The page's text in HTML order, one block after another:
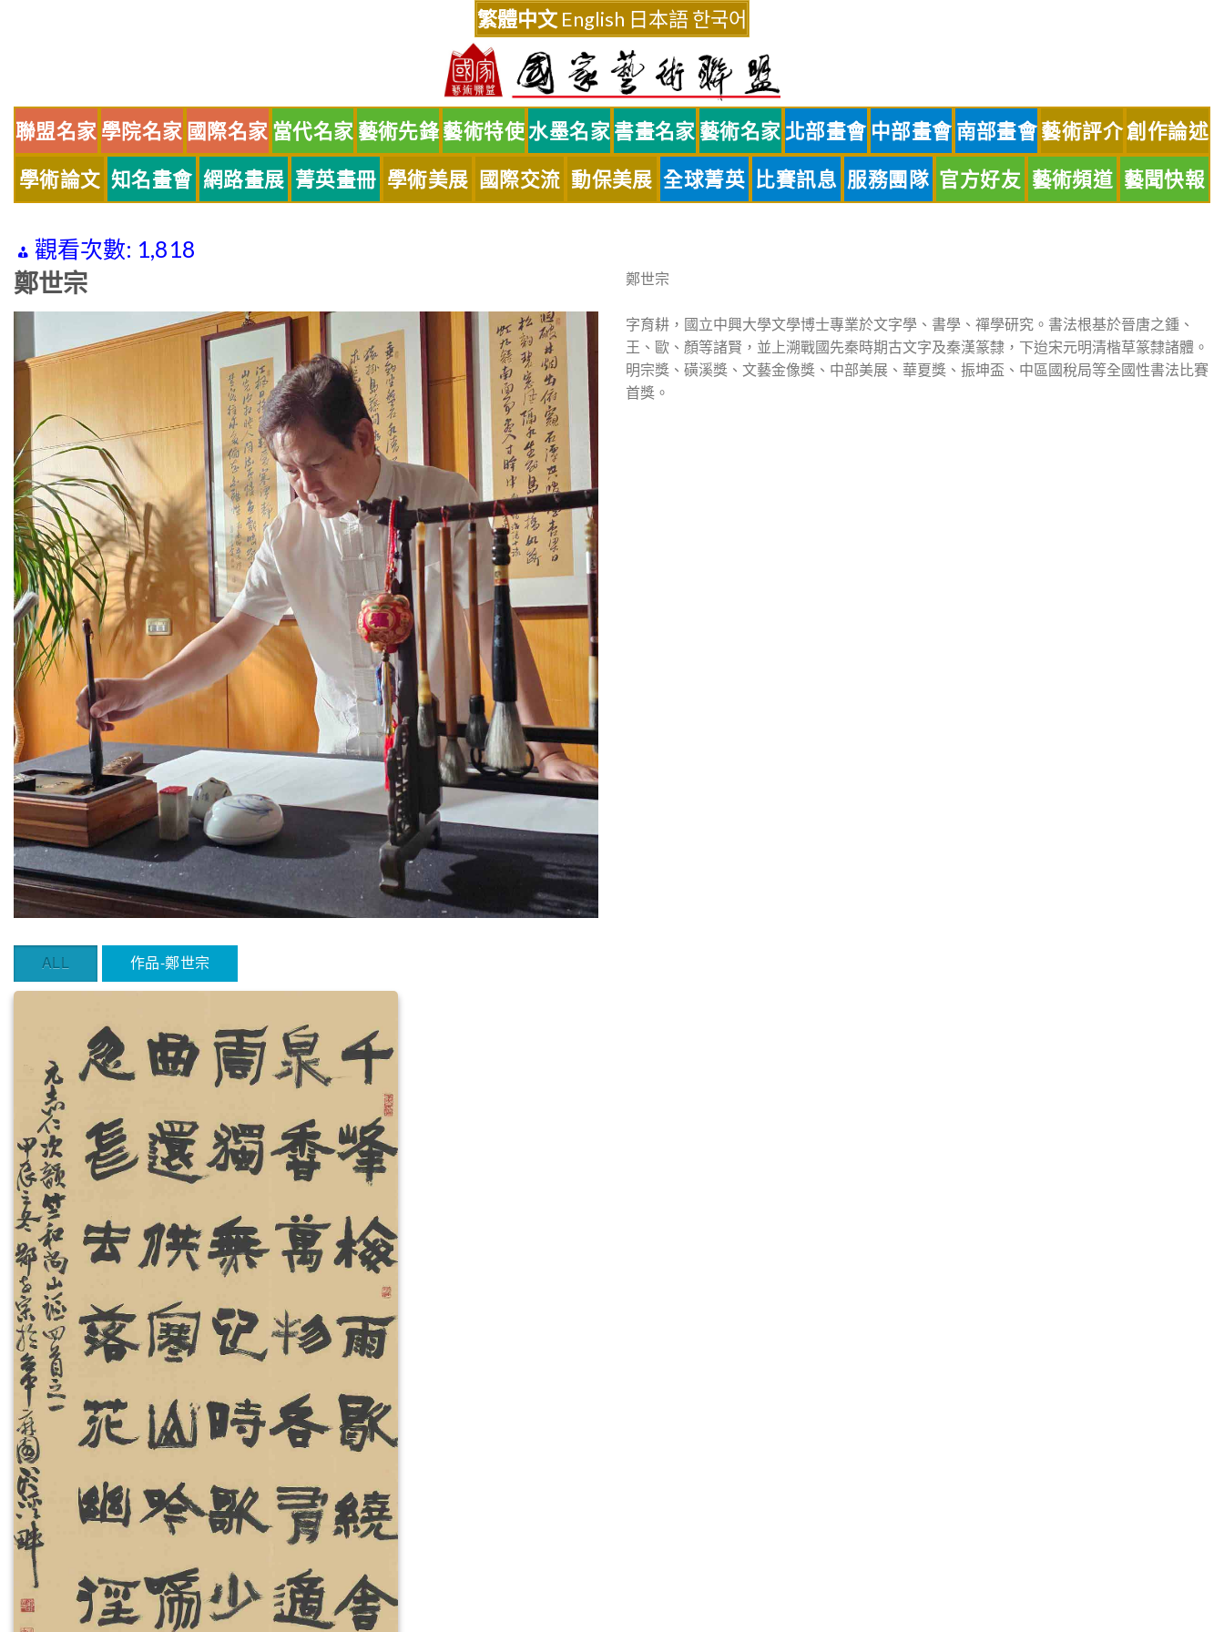
繁體中文 English 日本語한국어
聯盟名家 學院名家 國際名家 當代名家 藝術先鋒藝術特使水墨名家 書畫名家 藝術名家 北部畫會 中部畫會 南部畫會藝術評介創作論述
學術論文 知名畫會 網路畫展 菁英畫冊 學術美展 國際交流 動保美展 全球菁英 比賽訊息 服務團隊 官方好友 藝術頻道 藝聞快報
觀看次數: 1,818
鄭世宗 鄭世宗
字育耕，國立中興大學文學博士專業於文字學、書學、禪學研究。書法根基於晉唐之鍾、
王、歐、顏等諸賢，並上溯戰國先秦時期古文字及秦漢篆隸，下迨宋元明清楷草篆隸諸體。
明宗獎、磺溪獎、文藝金像獎、中部美展、華夏獎、振坤盃、中區國稅局等全國性書法比賽
首獎。
ALL 作品-鄭世宗